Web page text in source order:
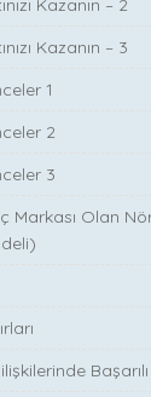
Kazanın – 2
Kazanın – 3
1
2
3
Markası Olan
Başarılı